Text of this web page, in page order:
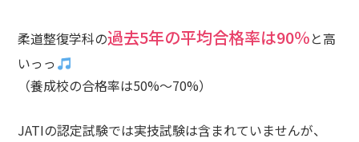
柔道整復学科の過去5年の平均合格率は90％と高
いっっ
（養成校の合格率は50%～70%）
JATIの認定試験では実技試験は含まれていませんが、